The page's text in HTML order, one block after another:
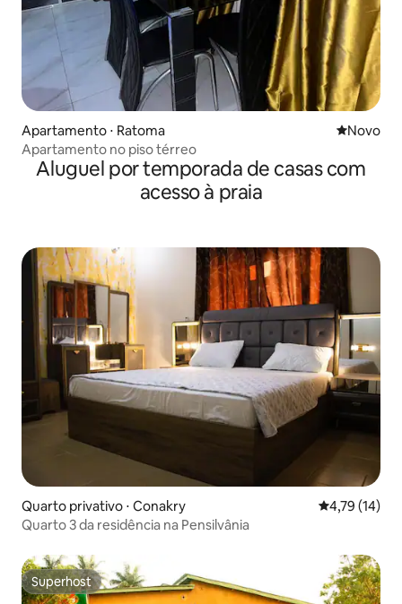
Apartamento ⋅ Ratoma Novo
Novo
Apartamento no piso térreo
Aluguel por temporada de casas com
acesso à praia
Quarto privativo ⋅ Conakry 4,79 de uma
4,79 (14)
Quarto 3 da residência na Pensilvânia
Superhost
Superhost